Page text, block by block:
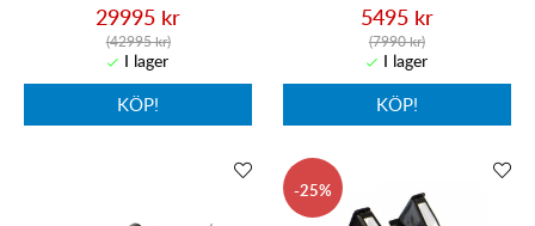
29995 kr
(42995 kr)
KÖP!
5495 kr
(7990 kr)
KÖP!
25